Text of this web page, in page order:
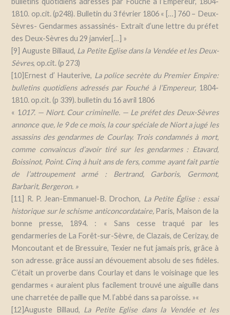
1810. op.cit.(p248). Bulletin du 3 février 1806 « […] 760 – Deux-
Sèvres- Gendarmes assassinés- Extrait d’une lettre du préfet
des Deux-Sèvres du 29 janvier[…] »
[9] Auguste Billaud, La Petite Eglise dans la Vendée et les Deux-
Sèvres, op.cit. (p 273)
[10]Ernest d’ Hauterive, La police secrète du Premier Empire:
bulletins quotidiens adressés par Fouché à l’Empereur,1804-
1810. op.cit. (p 339). bulletin du 16 avril 1806
« 1 017. — Niort. Cour criminelle. — Le préfet des Deux-Sèvres
annonce que, le 9 de ce mois, la cour spéciale de Niort a jugé les
assassins des gendarmes de Courlay. Trois condamnés à mort,
comme convaincus d’avoir tiré sur les gendarmes : Etavard,
Boissinot, Point. Cinq à huit ans de fers, comme ayant fait partie
de l’attroupement armé : Bertrand, Garboris, Germont,
Barbarit, Bergeron. »
[11] R. P. Jean-Emmanuel-B. Drochon, La Petite Église : essai
historique sur le schisme anticoncordataire,Paris, Maison de la
bonne presse, 1894. : « Sans cesse traqué par les
gendarmeries de La Forêt-sur-Sèvre, de Clazais, de Cerizay, de
Moncoutant et de Bressuire, Texier ne fut jamais pris, grâce à
son adresse. grâce aussi an dévouement absolu de ses fidèles.
C’était un proverbe dans Courlay et dans le voisinage que les
gendarmes « auraient plus facilement trouvé une aiguille dans
une charretée de paille que M. l’abbé dans sa paroisse. »«
[12]Auguste Billaud, La Petite Eglise dans la Vendée et les